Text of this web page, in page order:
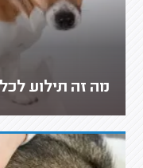
מה זה תילוע